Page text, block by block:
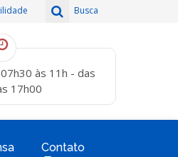
Busca
às 11h - das
17h00
Contato